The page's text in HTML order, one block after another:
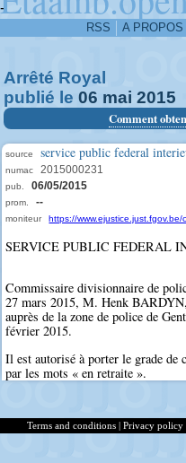
-
RSS A PROPOS
Arrêté Royal
publié le 06 mai 2015
Comment
source service public federal
numac 2015000231
pub. 06/05/2015
prom. --
moniteur https://www.ejustice.just.fgov.be/
SERVICE PUBLIC FEDERAL
Commissaire divisionnaire de
27 mars 2015, M. Henk
auprès de la zone de police de
février 2015.
Il est autorisé à porter le grade
par les mots « en retraite ».
Terms and conditions | Privacy policy